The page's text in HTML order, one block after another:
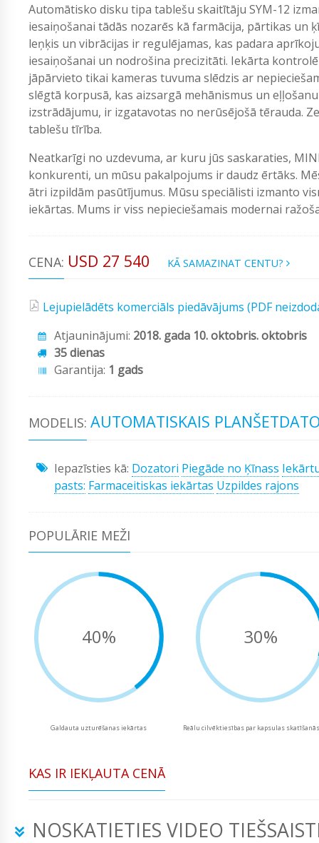
Automātisko disku tipa tablešu skaitītāju SYM-12
iesaiņošanai tādās nozarēs kā farmācija, pārtikas un
leņķis un vibrācijas ir regulējamas, kas padara
iesaiņošanai un nodrošina precizitāti. Iekārta
jāpārvieto tikai kameras tuvuma slēdzis ar
slēgtā korpusā, kas aizsargā mehānismus un
izstrādājumu, ir izgatavotas no nerūsējošā tērauda.
tablešu tīrība.
Neatkarīgi no uzdevuma, ar kuru jūs saskaraties,
konkurenti, un mūsu pakalpojums ir daudz ērtāks.
ātri izpildām pasūtījumus. Mūsu speciālisti izmanto
iekārtas. Mums ir viss nepieciešamais modernai
CENA: USD 27 540 KĀ SAMAZINAT CENTU?
Lejupielādēts komerciāls piedāvājums (PDF
Atjauninājumi: 2018. gada 10. oktobris. oktobris
35 dienas
Garantija: 1 gads
MODELIS: AUTOMATISKAIS
Iepazīsties kā: Dozatori Piegāde no Ķīnass
pasts: Farmaceitiskas iekārtas Uzpildes rajons
POPULĀRIE MEŽI
40%
Galdauta uzturēšanas iekārtas
30%
Reālu cilvēktiesības par kapsulas
KAS IR IEKĻAUTA CENĀ
NOSKATIETIES VIDEO